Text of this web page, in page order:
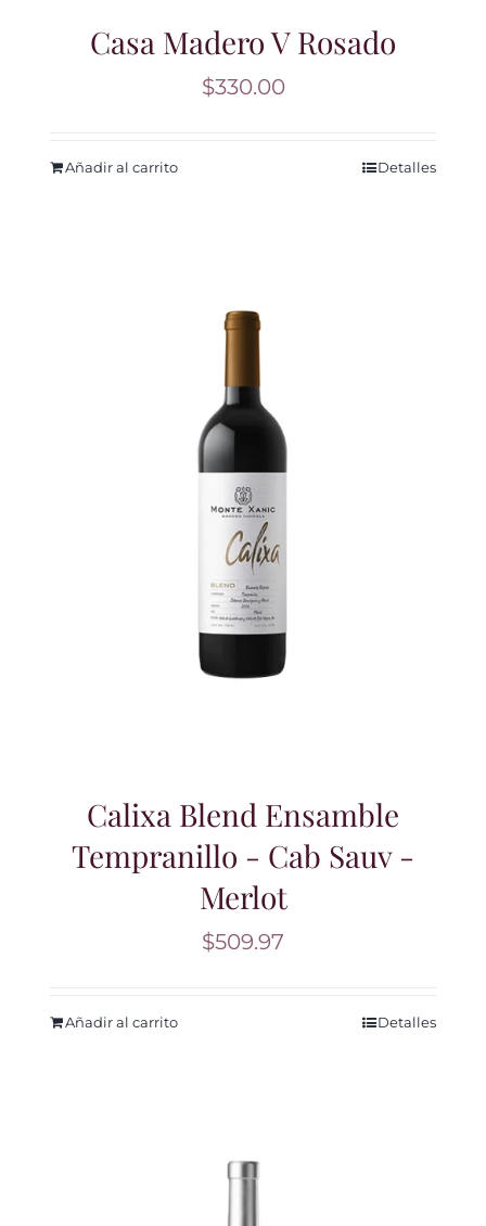
Casa Madero V Rosado
$330.00
Añadir al carrito Detalles
Calixa Blend Ensamble
Tempranillo - Cab Sauv -
Merlot
$509.97
Añadir al carrito Detalles